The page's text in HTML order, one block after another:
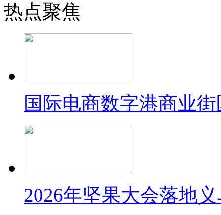
热点聚焦
国际电商数字港商业
2026年坚果大会落地